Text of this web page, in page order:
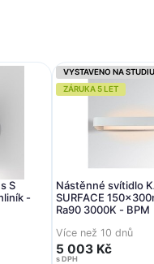
S
-
VYSTAVENO NA STUDIU
ZÁRUKA 5 LET
Nástěnné svítidlo
SURFACE
Ra90 3000K - BPM
Více než 10 dnů
5 003 Kč
s DPH